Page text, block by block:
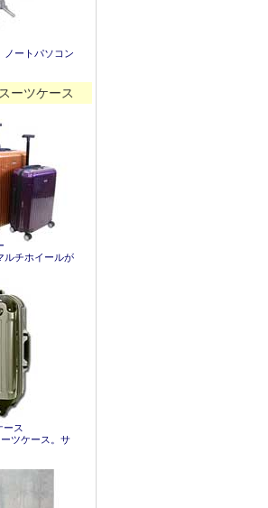
ノートパソコン
ーツケース
ルチホイールが
ース
ツケース。サ